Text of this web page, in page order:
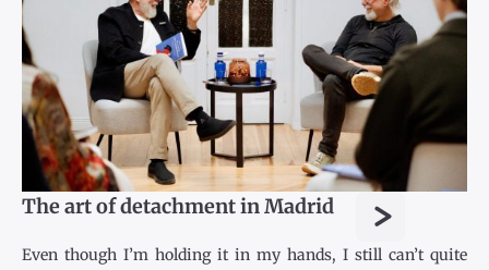
The art of detachment in Madrid >
Even though I’m holding it in my hands, I still can’t quite